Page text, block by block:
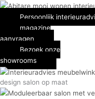
Spring
inhoud
Persoonlijk
magazine
aanvragen
Bezoek onze
showrooms
design salon op maat